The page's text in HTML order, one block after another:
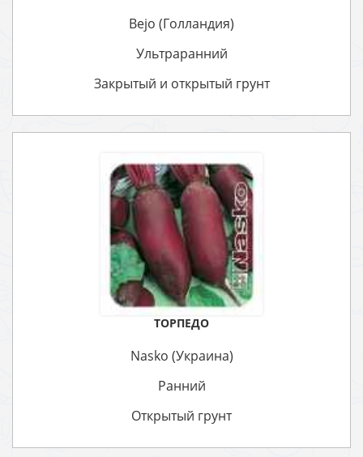
Bejo (Голландия)
Ультраранний
Закрытый и открытый грунт
ТОРПЕДО
Nasko (Украина)
Ранний
Открытый грунт